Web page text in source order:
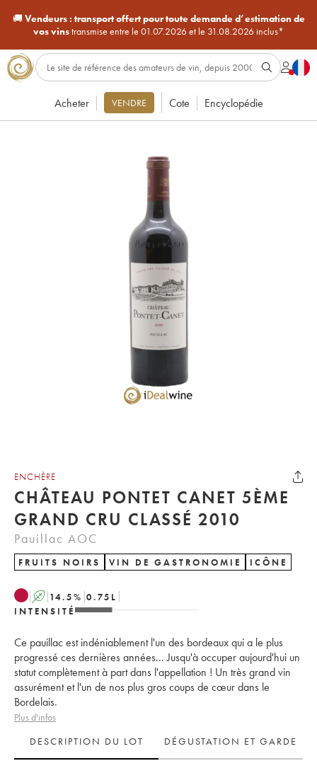
🚚Vendeurs : transport offert pour toute demande d’estimation de
vos vinstransmise entre le 01.07.2026 et le 31.08.2026 inclus*
Acheter VENDRE Cote Encyclopédie
ENCHÈRE
CHÂTEAU PONTET CANET 5ÈME
GRAND CRU CLASSÉ 2010
Pauillac AOC
FRUITS NOIRS VIN DE GASTRONOMIE ICÔNE
A 14.5% 0.75 L
INTENSITÉ
Ce pauillac est indéniablement l'un des bordeaux qui a le plus
progressé ces dernières années... Jusqu'à occuper aujourd'hui un
statut complètement à part dans l'appellation ! Un très grand vin
assurément et l'un de nos plus gros coups de cœur dans le
Bordelais.
Plus d'infos
DESCRIPTION DU LOT
DÉGUSTATION ET GARDE